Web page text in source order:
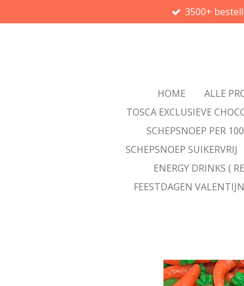
direct
3500+
HOME ALLE
TOSCA EXCLUSIEVE
SCHEPSNOEP PER
SCHEPSNOEP SUIKERVRIJ
ENERGY DRINKS (
FEESTDAGEN VALENTIJN